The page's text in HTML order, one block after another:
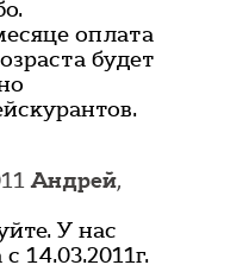
оплата
будет
Андрей,
У нас
14.03.2011г.